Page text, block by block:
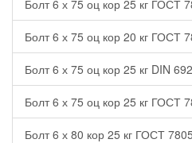
Болт 6 х 75 оц кор 25 кг ГОСТ
Болт 6 х 75 оц кор 20 кг ГОСТ
Болт 6 х 75 оц кор 25 кг DIN
Болт 6 х 75 оц кор 25 кг ГОСТ
Болт 6 х 80 кор 25 кг ГОСТ 7805